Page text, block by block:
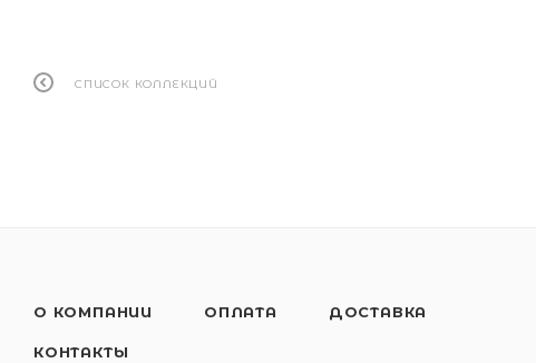
СПИСОК КОЛЛЕКЦИЙ
О КОМПАНИИ ОПЛАТА ДОСТАВКА
КОНТАКТЫ